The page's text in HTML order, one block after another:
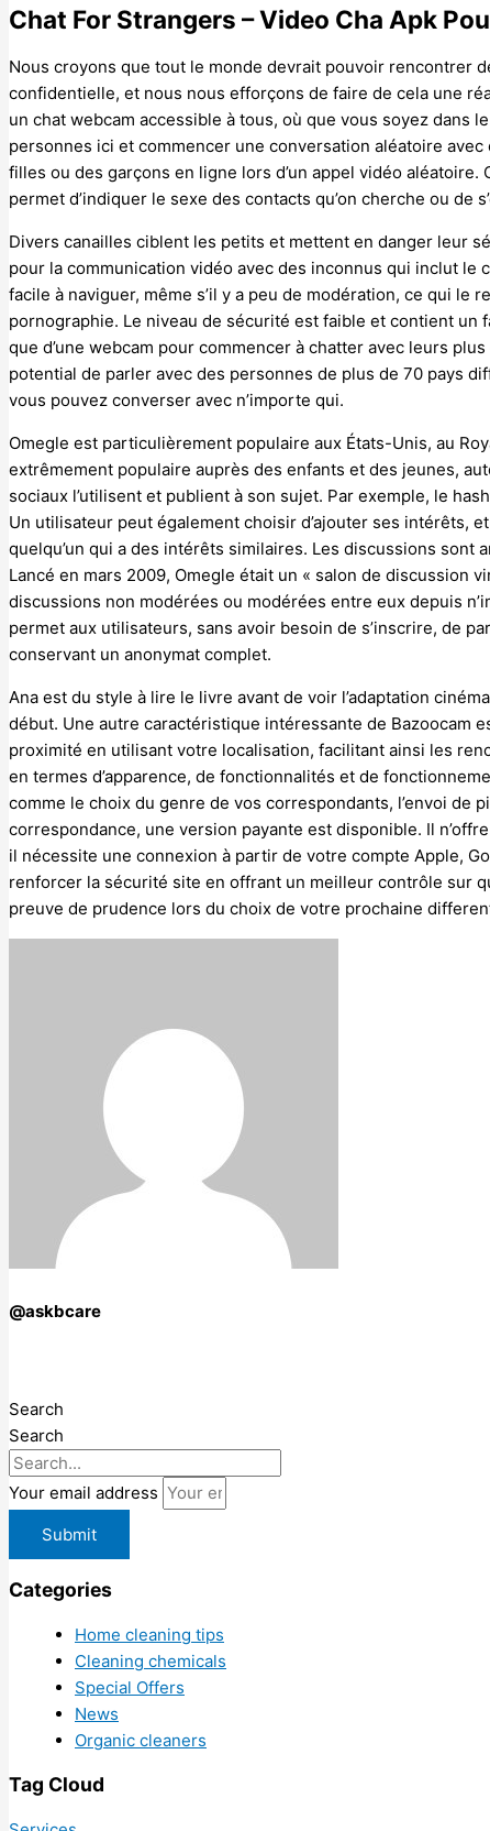
Chat For Strangers – Video Cha Apk
Nous croyons que tout le monde devrait pouvoir rencontrer
confidentielle, et nous nous efforçons de faire de cela une
un chat webcam accessible à tous, où que vous soyez dans
personnes ici et commencer une conversation aléatoire
filles ou des garçons en ligne lors d’un appel vidéo
permet d’indiquer le sexe des contacts qu’on cherche ou de
Divers canailles ciblent les petits et mettent en danger leur
pour la communication vidéo avec des inconnus qui inclut le
facile à naviguer, même s’il y a peu de modération, ce qui le
pornographie. Le niveau de sécurité est faible et contient un
que d’une webcam pour commencer à chatter avec leurs
potential de parler avec des personnes de plus de 70 pays
vous pouvez converser avec n’importe qui.
Omegle est particulièrement populaire aux États-Unis, au
extrêmement populaire auprès des enfants et des jeunes,
sociaux l’utilisent et publient à son sujet. Par exemple, le
Un utilisateur peut également choisir d’ajouter ses intérêts,
quelqu’un qui a des intérêts similaires. Les discussions sont
Lancé en mars 2009, Omegle était un « salon de discussion
discussions non modérées ou modérées entre eux depuis
permet aux utilisateurs, sans avoir besoin de s’inscrire, de
conservant un anonymat complet.
Ana est du style à lire le livre avant de voir l’adaptation
début. Une autre caractéristique intéressante de Bazoocam
proximité en utilisant votre localisation, facilitant ainsi les
en termes d’apparence, de fonctionnalités et de
comme le choix du genre de vos correspondants, l’envoi
correspondance, une version payante est disponible. Il
il nécessite une connexion à partir de votre compte Apple,
renforcer la sécurité site en offrant un meilleur contrôle sur
preuve de prudence lors du choix de votre prochaine
@askbcare
Search
Search
Your email address
Submit
Categories
Home cleaning tips
Cleaning chemicals
Special Offers
News
Organic cleaners
Tag Cloud